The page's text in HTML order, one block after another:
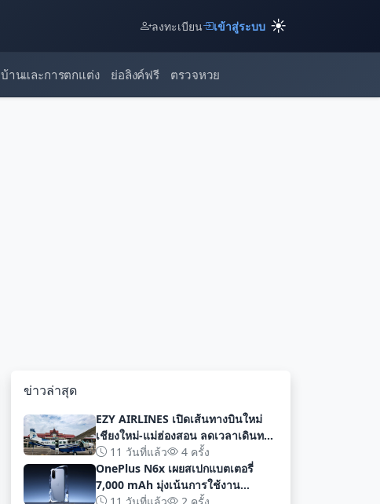
ลงทะเบียน เข้าสู่ระบบ ☀️
บ้านและการตกแต่ง ย่อลิงค์ฟรี ตรวจหวย
ข่าวล่าสุด
EZY AIRLINES เปิดเส้นทางบินใหม่
เชียงใหม่-แม่ฮ่องสอน ลดเวลาเดินทาง
เหลือเพียง 40 นาที
11 วันที่แล้ว
4 ครั้ง
OnePlus N6x เผยสเปกแบตเตอรี่
7,000 mAh มุ่งเน้นการใช้งาน
ยาวนานก่อนเปิดตัวอย่างเป็นทางการ
11 วันที่แล้ว
2 ครั้ง